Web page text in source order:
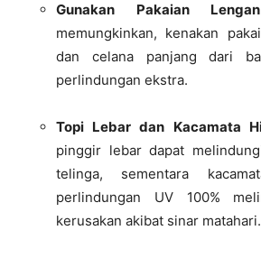
Gunakan Pakaian
memungkinkan, kenakan
dan celana panjang dari
perlindungan ekstra.
Topi Lebar dan Kacamata
pinggir lebar dapat
telinga, sementara
perlindungan UV 100%
kerusakan akibat sinar matahari.